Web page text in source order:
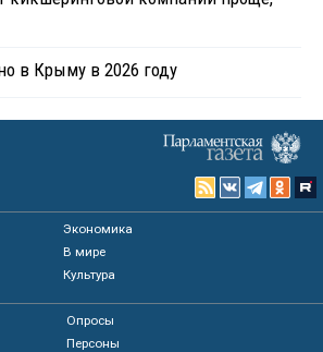
в Крыму в 2026 году
Экономика
В мире
Культура
Опросы
Персоны